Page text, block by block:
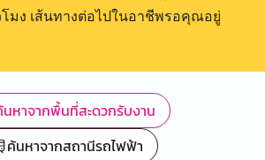
โมง เส้นทางต่อไปในอาชีพรอคุณอยู่
หาจากพื้นที่สะดวกรับงาน
ค้นหาจากสถานีรถไฟฟ้า